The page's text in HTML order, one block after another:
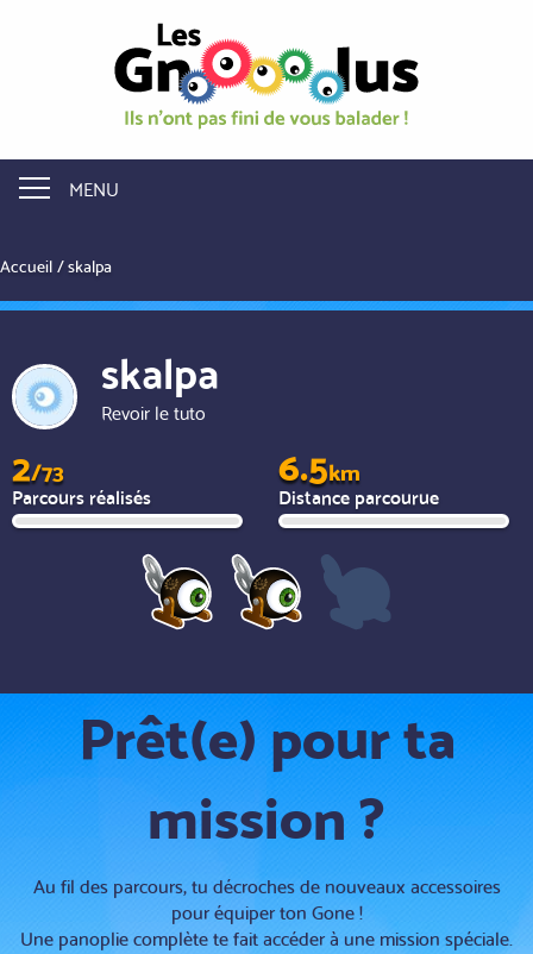
MENU
Accueil skalpa
skalpa
Revoir le tuto
2/73
Parcours réalisés 6.5km
Distance parcourue
Prêt(e) pour ta
mission ?
Au fil des parcours, tu décroches de nouveaux accessoires
pour équiper ton Gone !
Une panoplie complète te fait accéder à une mission spéciale.